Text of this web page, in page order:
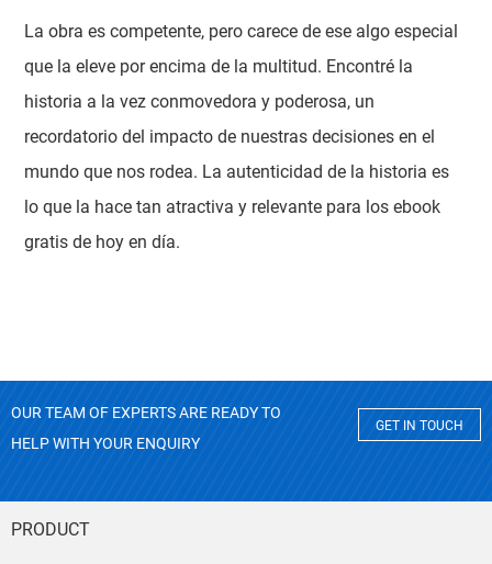
La obra es competente, pero carece de ese algo especial
que la eleve por encima de la multitud. Encontré la
historia a la vez conmovedora y poderosa, un
recordatorio del impacto de nuestras decisiones en el
mundo que nos rodea. La autenticidad de la historia es
lo que la hace tan atractiva y relevante para los ebook
gratis de hoy en día.
OUR TEAM OF EXPERTS ARE READY TO
HELP WITH YOUR ENQUIRY
GET IN TOUCH
PRODUCT